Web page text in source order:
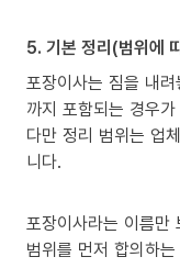
5. 기본 정리(범위에
포장이사는 짐을 내
까지 포함되는 경우
다만 정리 범위는 업
니다.
포장이사라는 이름만
범위를 먼저 합의하